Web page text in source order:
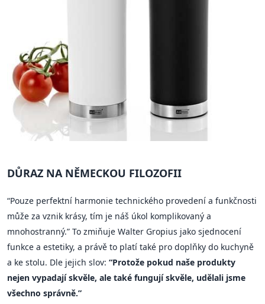
DŮRAZ NA NĚMECKOU FILOZOFII
“Pouze perfektní harmonie technického provedení a funkčnosti
může za vznik krásy, tím je náš úkol komplikovaný a
mnohostranný.” To zmiňuje Walter Gropius jako sjednocení
funkce a estetiky, a právě to platí také pro doplňky do kuchyně
a ke stolu. Dle jejich slov: “Protože pokud naše produkty
nejen vypadají skvěle, ale také fungují skvěle, udělali jsme
všechno správně.”